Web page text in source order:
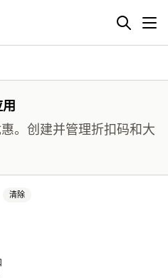
。创建并管理折扣码和大
清除